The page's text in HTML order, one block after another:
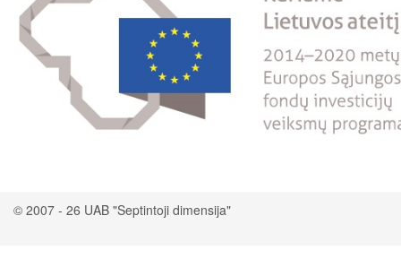
© 2007 - 26 UAB "Septintoji dimensija"